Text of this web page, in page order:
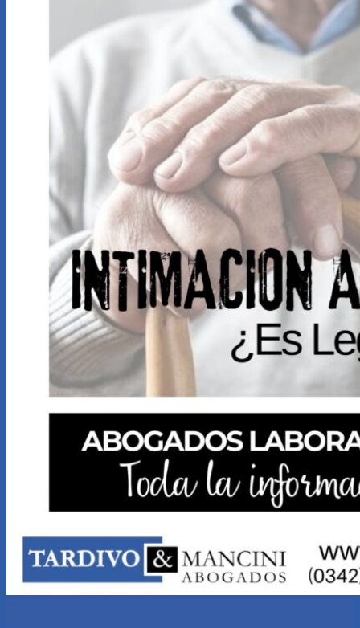
Calculadoras
Calculadora indemnización por accidente de
trabajo
Calculadora de Indemnización por despido
Novedades
Contacto